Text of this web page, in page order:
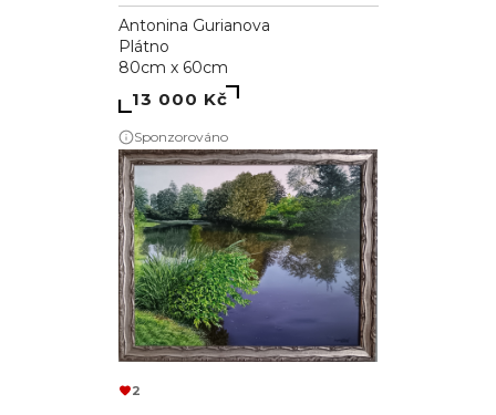
Antonina Gurianova
Plátno
80cm x 60cm
13 000 Kč
Sponzorováno
2